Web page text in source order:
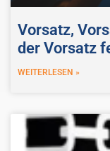
Vorsatz,
der Vorsatz
WEITERLESEN »